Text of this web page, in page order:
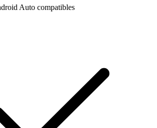
Auto compatibles